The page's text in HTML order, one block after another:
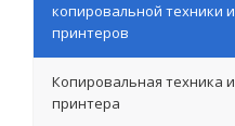
копировальной техники и
принтеров
Копировальная техника и
принтера